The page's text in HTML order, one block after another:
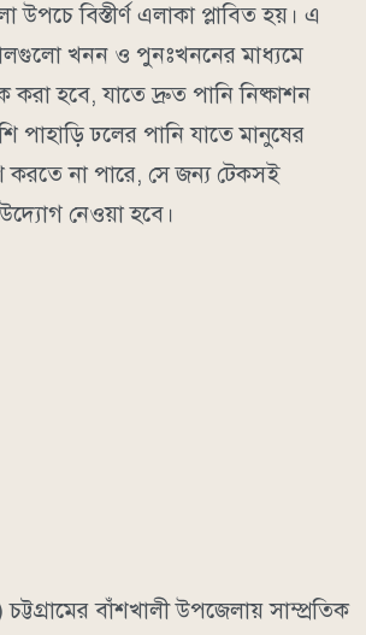
উপচে বিস্তীর্ণ এলাকা প্লাবিত হয়। এ
খনন ও পুনঃখননের মাধ্যমে
করা হবে, যাতে দ্রুত পানি নিষ্কাশন
পাহাড়ি ঢলের পানি যাতে মানুষের
করতে না পারে, সে জন্য টেকসই
উদ্যোগ নেওয়া হবে।
বাঁশখালী উপজেলায় সাম্প্রতিক